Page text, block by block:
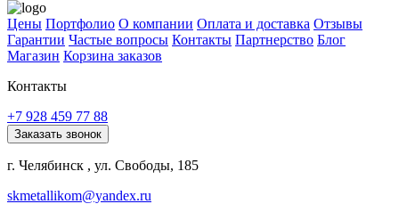
Цены Портфолио О компании Оплата и доставка Отзывы
Гарантии Частые вопросы Контакты Партнерство Блог
Магазин Корзина заказов
Контакты
+7 928 459 77 88
Заказать звонок
г. Челябинск , ул. Свободы, 185
skmetallikom@yandex.ru